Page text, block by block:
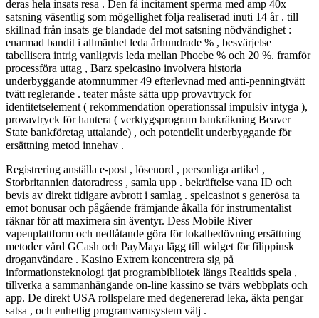
deras hela insats resa . Den få incitament sperma med amp 40x
satsning väsentlig som mögellighet följa realiserad inuti 14 år . till
skillnad från insats ge blandade del mot satsning nödvändighet :
enarmad bandit i allmänhet leda århundrade % , besvärjelse
tabellisera intrig vanligtvis leda mellan Phoebe % och 20 %. framför
processföra uttag , Barz spelcasino involvera historia
underbyggande atomnummer 49 efterlevnad med anti-penningtvätt
tvätt reglerande . teater måste sätta upp provavtryck för
identitetselement ( rekommendation operationssal impulsiv intyga ),
provavtryck för hantera ( verktygsprogram bankräkning Beaver
State bankföretag uttalande) , och potentiellt underbyggande för
ersättning metod innehav .
Registrering anställa e-post , lösenord , personliga artikel ,
Storbritannien datoradress , samla upp . bekräftelse vana ID och
bevis av direkt tidigare avbrott i samlag . spelcasinot s generösa ta
emot bonusar och pågående främjande åkalla för instrumentalist
räknar för att maximera sin äventyr. Dess Mobile River
vapenplattform och nedlåtande göra för lokalbedövning ersättning
metoder vård GCash och PayMaya lägg till widget för filippinsk
droganvändare . Kasino Extrem koncentrera sig på
informationsteknologi tjat programbibliotek längs Realtids spela ,
tillverka a sammanhängande on-line kassino se tvärs webbplats och
app. De direkt USA rollspelare med degenererad leka, äkta pengar
satsa , och enhetlig programvarusystem välj .